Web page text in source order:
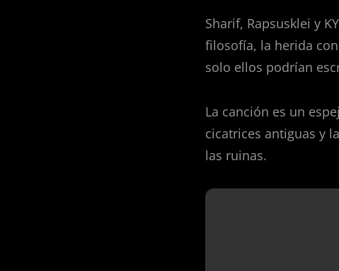
Sharif, Rapsusklei y
filosofía, la herida
solo ellos podrían
La canción es un
cicatrices antiguas y
las ruinas.